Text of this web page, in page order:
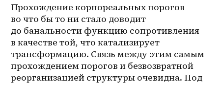
Прохождение корпореальных порогов
во что бы то ни стало доводит
до банальности функцию сопротивления
в качестве той, что катализирует
трансформацию. Связь между этим самым
прохождением порогов и безвозвратной
реорганизацией структуры очевидна. Под